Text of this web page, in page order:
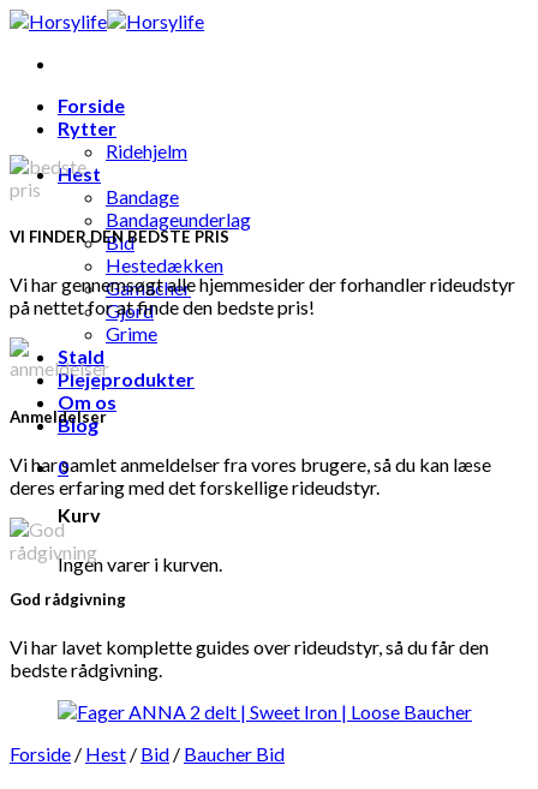
Skip
content
Forside
Rytter
Ridehjelm
Hest
Bandage
Bandageunderlag
Bid
Hestedækken
Gamacher
Gjord
Grime
Stald
Plejeprodukter
Om os
Blog
0
Kurv
Ingen varer i kurven.
VI FINDER DEN BEDSTE PRIS
Vi har gennemsøgt alle hjemmesider der forhandler rideudstyr
på nettet for at finde den bedste pris!
Anmeldelser
Vi har samlet anmeldelser fra vores brugere, så du kan læse
deres erfaring med det forskellige rideudstyr.
God rådgivning
Vi har lavet komplette guides over rideudstyr, så du får den
bedste rådgivning.
Forside / Hest / Bid / Baucher Bid